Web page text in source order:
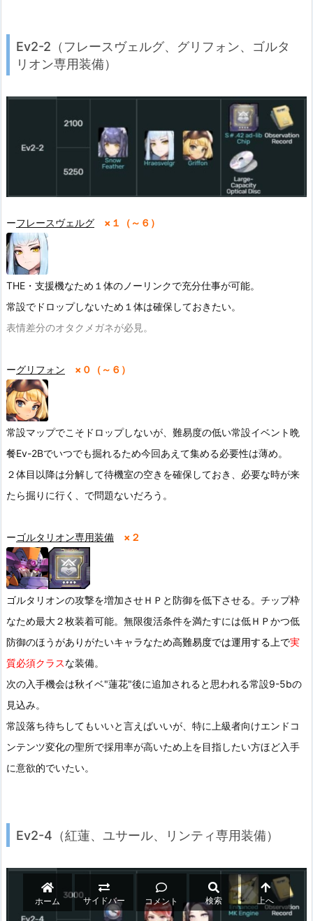
Ev2-2（フレースヴェルグ、グリフォン、ゴルタ
リオン専用装備）
ーフレースヴェルグ ×１（～６）
THE・支援機なため１体のノーリンクで充分仕事が可能。
常設でドロップしないため１体は確保しておきたい。
表情差分のオタクメガネが必見。
ーグリフォン ×０（～６）
常設マップでこそドロップしないが、難易度の低い常設イベント晩
餐Ev-2Bでいつでも掘れるため今回あえて集める必要性は薄め。
２体目以降は分解して待機室の空きを確保しておき、必要な時が来
たら掘りに行く、で問題ないだろう。
ーゴルタリオン専用装備 ×２
ゴルタリオンの攻撃を増加させＨＰと防御を低下させる。チップ枠
なため最大２枚装着可能。無限復活条件を満たすには低ＨＰかつ低
防御のほうがありがたいキャラなため高難易度では運用する上で実
質必須クラスな装備。
次の入手機会は秋イベ"蓮花"後に追加されると思われる常設9-5bの
見込み。
常設落ち待ちしてもいいと言えばいいが、特に上級者向けエンドコ
ンテンツ変化の聖所で採用率が高いため上を目指したい方ほど入手
に意欲的でいたい。
Ev2-4（紅蓮、ユサール、リンティ専用装備）
ホーム サイドバー コメント 検索 上へ